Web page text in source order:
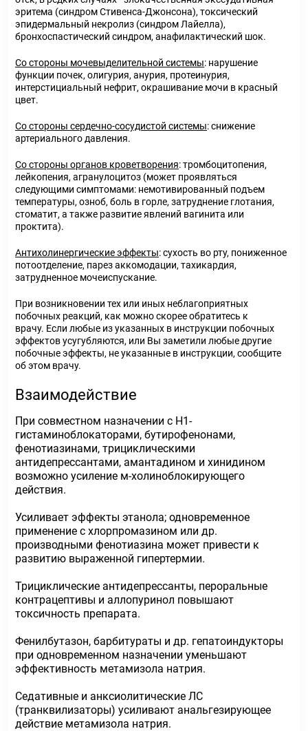
эритема (синдром Стивенса-Джонсона), токсический
эпидермальный некролиз (синдром Лайелла),
бронхоспастический синдром, анафилактический шок.
Со стороны мочевыделительной системы: нарушение
функции почек, олигурия, анурия, протеинурия,
интерстициальный нефрит, окрашивание мочи в красный
цвет.
Со стороны сердечно-сосудистой системы: снижение
артериального давления.
Со стороны органов кроветворения: тромбоцитопения,
лейкопения, агранулоцитоз (может проявляться
следующими симптомами: немотивированный подъем
температуры, озноб, боль в горле, затруднение глотания,
стоматит, а также развитие явлений вагинита или
проктита).
Антихолинергические эффекты: сухость во рту, пониженное
потоотделение, парез аккомодации, тахикардия,
затрудненное мочеиспускание.
При возникновении тех или иных неблагоприятных
побочных реакций, как можно скорее обратитесь к
врачу. Если любые из указанных в инструкции побочных
эффектов усугубляются, или Вы заметили любые другие
побочные эффекты, не указанные в инструкции, сообщите
об этом врачу.
Взаимодействие
При совместном назначении с Н1-
гистаминоблокаторами, бутирофенонами,
фенотиазинами, трициклическими
антидепрессантами, амантадином и хинидином
возможно усиление м-холиноблокирующего
действия.
Усиливает эффекты этанола; одновременное
применение с хлорпромазином или др.
производными фенотиазина может привести к
развитию выраженной гипертермии.
Трициклические антидепрессанты, пероральные
контрацептивы и аллопуринол повышают
токсичность препарата.
Фенилбутазон, барбитураты и др. гепатоиндукторы
при одновременном назначении уменьшают
эффективность метамизола натрия.
Седативные и анксиолитические ЛС
(транквилизаторы) усиливают анальгезирующее
действие метамизола натрия.